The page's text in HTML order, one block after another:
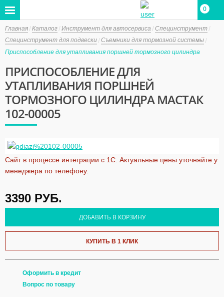
0
Главная Каталог Инструмент для автосервиса
Специнструмент
Специнструмент для подвески Съемники для тормозной системы
Приспособление для утапливания поршней тормозного цилиндра
ПРИСПОСОБЛЕНИЕ ДЛЯ
УТАПЛИВАНИЯ ПОРШНЕЙ
ТОРМОЗНОГО ЦИЛИНДРА МАСТАК
102-00005
Сайт в процессе интеграции с 1С. Актуальные цены уточняйте у
менеджера по телефону.
3390 РУБ.
ДОБАВИТЬ В КОРЗИНУ
КУПИТЬ В 1 КЛИК
Оформить в кредит
Вопрос по товару